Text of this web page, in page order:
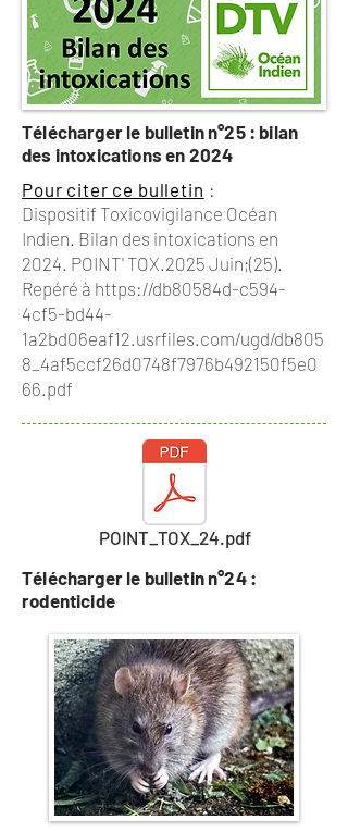
Télécharger le bulletin n°25 : bilan
des intoxications en 2024
Pour citer ce bulletin :
Dispositif Toxicovigilance Océan
Indien. Bilan des intoxications en
2024. POINT' TOX.2025 Juin;(25).
Repéré à https://db80584d-c594-
4cf5-bd44-
1a2bd06eaf12.usrfiles.com/ugd/db805
8_4af5ccf26d0748f7976b492150f5e0
66.pdf
POINT_TOX_24.pdf
Télécharger le bulletin n°24 :
rodenticide